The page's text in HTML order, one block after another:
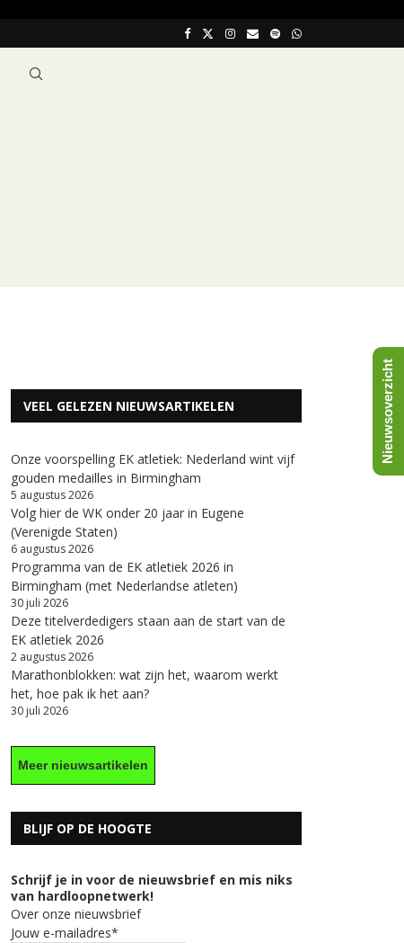
VEEL GELEZEN NIEUWSARTIKELEN
Onze voorspelling EK atletiek: Nederland wint vijf
gouden medailles in Birmingham
5 augustus 2026
Volg hier de WK onder 20 jaar in Eugene
(Verenigde Staten)
6 augustus 2026
Programma van de EK atletiek 2026 in
Birmingham (met Nederlandse atleten)
30 juli 2026
Deze titelverdedigers staan aan de start van de
EK atletiek 2026
2 augustus 2026
Marathonblokken: wat zijn het, waarom werkt
het, hoe pak ik het aan?
30 juli 2026
Meer nieuwsartikelen
BLIJF OP DE HOOGTE
Schrijf je in voor de nieuwsbrief en mis niks
van hardloopnetwerk!
Over onze nieuwsbrief
Jouw e-mailadres*
Nieuwsoverzicht